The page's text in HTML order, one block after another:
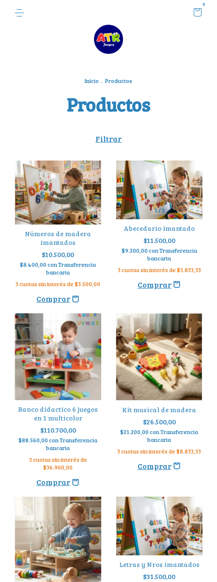
0
Inicio . Productos
Productos
Filtrar
1/2
Números de madera
imantados
$10.500,00
$8.400,00conTransferencia
bancaria
3cuotas sin interés de$3.500,00
1/2
Abecedario imantado
$11.500,00
$9.200,00conTransferencia
bancaria
3cuotas sin interés de$3.833,33
1/6
Banco didactico 6 juegos
en 1 multicolor
$110.700,00
$88.560,00conTransferencia
bancaria
3cuotas sin interés de
$36.900,00
Kit musical de madera
$26.500,00
$21.200,00conTransferencia
bancaria
3cuotas sin interés de$8.833,33
1 /4
1/2
Letras y Nros imantados
$31.500,00